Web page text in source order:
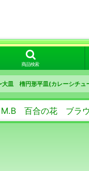
商品検索
皿 楕円形平皿(カレーシチュ
百合の花 ブラ